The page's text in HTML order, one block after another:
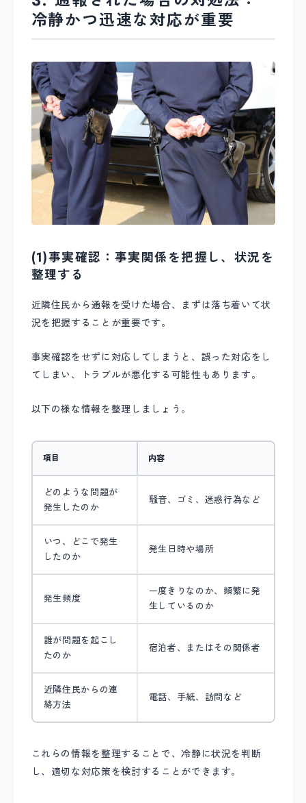
冷静かつ迅速な対応が重要
(1)事実確認：事実関係を把握し、状況を
整理する
近隣住民から通報を受けた場合、まずは落ち着いて状
況を把握することが重要です。
事実確認をせずに対応してしまうと、誤った対応をし
てしまい、トラブルが悪化する可能性もあります。
以下の様な情報を整理しましょう。
項目 内容
どのような問題が
発生したのか
騒音、ゴミ、迷惑行為など
いつ、どこで発生
したのか
発生日時や場所
発生頻度
一度きりなのか、頻繁に発
生しているのか
誰が問題を起こし
たのか
宿泊者、またはその関係者
近隣住民からの連
絡方法
電話、手紙、訪問など
これらの情報を整理することで、冷静に状況を判断
し、適切な対応策を検討することができます。